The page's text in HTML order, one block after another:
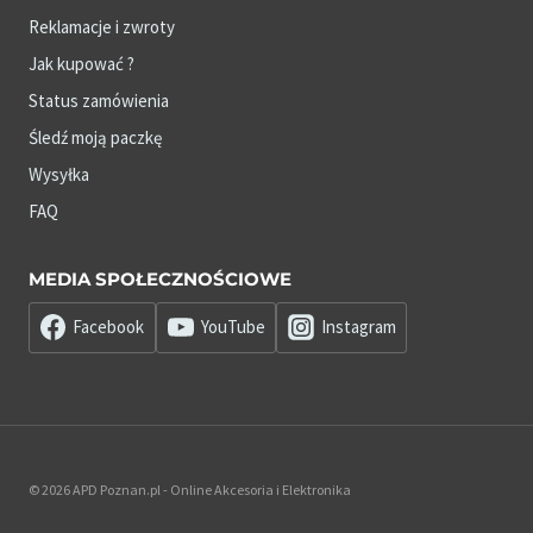
Reklamacje i zwroty
Jak kupować ?
Status zamówienia
Śledź moją paczkę
Wysyłka
FAQ
MEDIA SPOŁECZNOŚCIOWE
Facebook YouTube Instagram
© 2026 APD Poznan.pl - Online Akcesoria i Elektronika